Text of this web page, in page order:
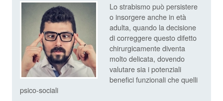
Lo strabismo può persistere
o insorgere anche in età
adulta, quando la decisione
di correggere questo difetto
chirurgicamente diventa
molto delicata, dovendo
valutare sia i potenziali
benefici funzionali che quelli
psico-sociali